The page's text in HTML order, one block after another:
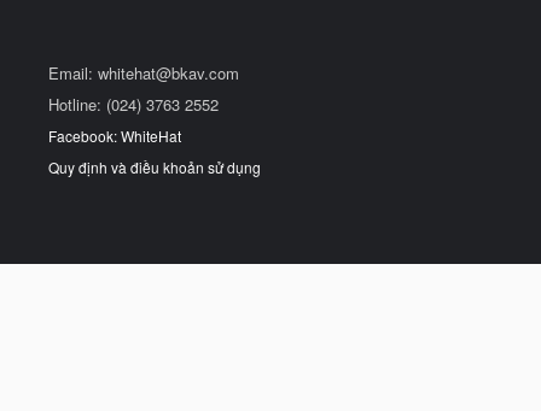
Email: whitehat@bkav.com
Hotline: (024) 3763 2552
Facebook: WhiteHat
Quy định và điều khoản sử dụng